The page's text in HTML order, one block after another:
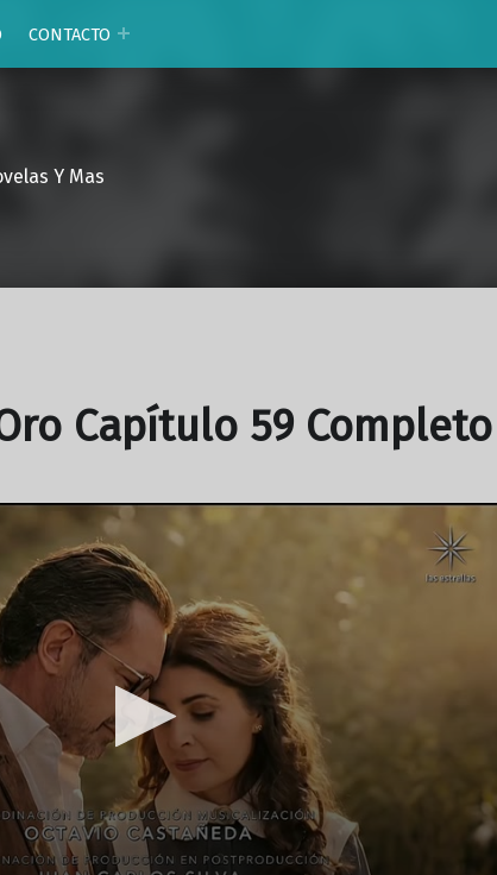
CONTACTO
Y Mas
Capítulo 59 Completo